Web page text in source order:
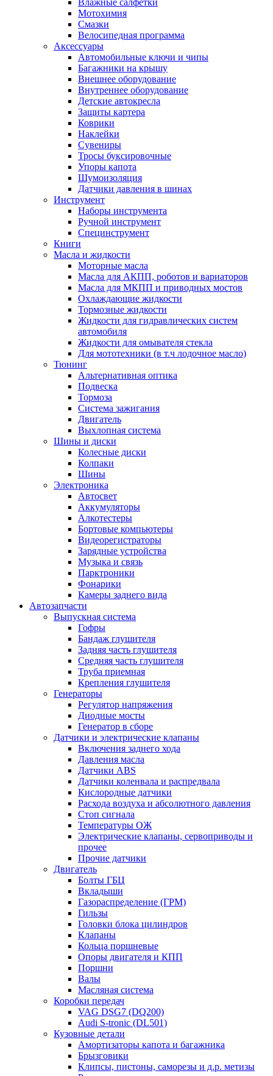
Влажные салфетки
Мотохимия
Смазки
Велосипедная программа
Аксессуары
Автомобильные ключи и чипы
Багажники на крышу
Внешнее оборудование
Внутреннее оборудование
Детские автокресла
Защиты картера
Коврики
Наклейки
Сувениры
Тросы буксировочные
Упоры капота
Шумоизоляция
Датчики давления в шинах
Инструмент
Наборы инструмента
Ручной инструмент
Специнструмент
Книги
Масла и жидкости
Моторные масла
Масла для АКПП, роботов и вариаторов
Масла для МКПП и приводных мостов
Охлаждающие жидкости
Тормозные жидкости
Жидкости для гидравлических систем
автомобиля
Жидкости для омывателя стекла
Для мототехники (в т.ч лодочное масло)
Тюнинг
Альтернативная оптика
Подвеска
Тормоза
Система зажигания
Двигатель
Выхлопная система
Шины и диски
Колесные диски
Колпаки
Шины
Электроника
Автосвет
Аккумуляторы
Алкотестеры
Бортовые компьютеры
Видеорегистраторы
Зарядные устройства
Музыка и связь
Парктроники
Фонарики
Камеры заднего вида
Автозапчасти
Выпускная система
Гофры
Бандаж глушителя
Задняя часть глушителя
Средняя часть глушителя
Труба приемная
Крепления глушителя
Генераторы
Регулятор напряжения
Диодные мосты
Генератор в сборе
Датчики и электрические клапаны
Включения заднего хода
Давления масла
Датчики ABS
Датчики коленвала и распредвала
Кислородные датчики
Расхода воздуха и абсолютного давления
Стоп сигнала
Температуры ОЖ
Электрические клапаны, сервоприводы и
прочее
Прочие датчики
Двигатель
Болты ГБЦ
Вкладыши
Газораспределение (ГРМ)
Гильзы
Головки блока цилиндров
Клапаны
Кольца поршневые
Опоры двигателя и КПП
Поршни
Валы
Масляная система
Коробки передач
VAG DSG7 (DQ200)
Audi S-tronic (DL501)
Кузовные детали
Амортизаторы капота и багажника
Брызговики
Клипсы, пистоны, саморезы и д.р. метизы